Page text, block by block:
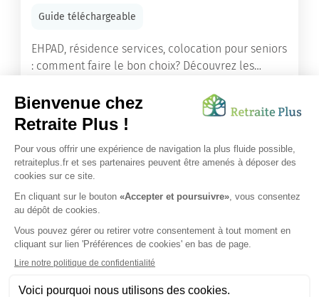
Guide téléchargeable
EHPAD, résidence services, colocation pour seniors
: comment faire le bon choix? Découvrez les
ainés.
Lire l'article
Vous avez besoin d’une aide de nos équipes ?
Obtenir les tarifs & disponibilités
SUIVEZ-NOUS SUR :